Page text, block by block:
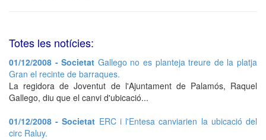
Totes les notícies:
01/12/2008 - Societat Gallego no es planteja treure de la platja
Gran el recinte de barraques.
La regidora de Joventut de l'Ajuntament de Palamós, Raquel
Gallego, diu que el canvi d'ubicació...
01/12/2008 - Societat ERC i l'Entesa canviarien la ubicació del
circ Raluy.